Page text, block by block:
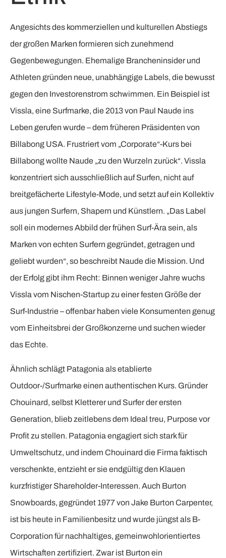
Angesichts des kommerziellen und kulturellen Abstiegs
der großen Marken formieren sich zunehmend
Gegenbewegungen. Ehemalige Brancheninsider und
Athleten gründen neue, unabhängige Labels, die bewusst
gegen den Investorenstrom schwimmen. Ein Beispiel ist
Vissla, eine Surfmarke, die 2013 von Paul Naude ins
Leben gerufen wurde – dem früheren Präsidenten von
Billabong USA. Frustriert vom „Corporate“-Kurs bei
Billabong wollte Naude „zu den Wurzeln zurück“. Vissla
konzentriert sich ausschließlich auf Surfen, nicht auf
breitgefächerte Lifestyle-Mode, und setzt auf ein Kollektiv
aus jungen Surfern, Shapern und Künstlern. „Das Label
soll ein modernes Abbild der frühen Surf-Ära sein, als
Marken von echten Surfern gegründet, getragen und
geliebt wurden“, so beschreibt Naude die Mission. Und
der Erfolg gibt ihm Recht: Binnen weniger Jahre wuchs
Vissla vom Nischen-Startup zu einer festen Größe der
Surf-Industrie – offenbar haben viele Konsumenten genug
vom Einheitsbrei der Großkonzerne und suchen wieder
das Echte.
Ähnlich schlägt Patagonia als etablierte
Outdoor-/Surfmarke einen authentischen Kurs. Gründer
Chouinard, selbst Kletterer und Surfer der ersten
Generation, blieb zeitlebens dem Ideal treu, Purpose vor
Profit zu stellen. Patagonia engagiert sich stark für
Umweltschutz, und indem Chouinard die Firma faktisch
verschenkte, entzieht er sie endgültig den Klauen
kurzfristiger Shareholder-Interessen. Auch Burton
Snowboards, gegründet 1977 von Jake Burton Carpenter,
ist bis heute in Familienbesitz und wurde jüngst als B-
Corporation für nachhaltiges, gemeinwohlorientiertes
Wirtschaften zertifiziert. Zwar ist Burton ein